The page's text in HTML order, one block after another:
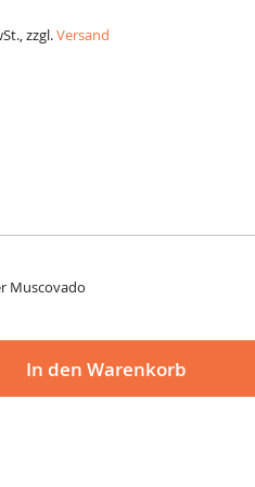
zzgl.Versand
Muscovado
In den Warenkorb